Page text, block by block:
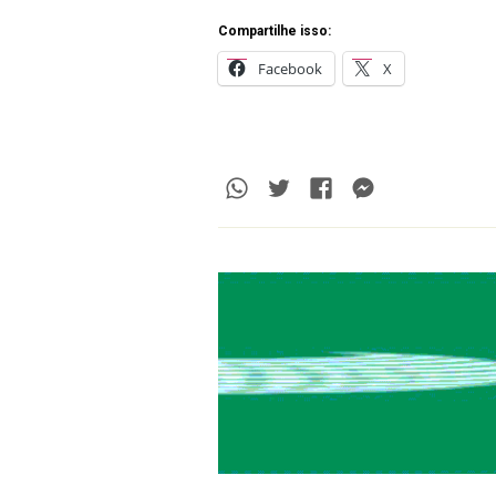
Compartilhe isso:
Facebook X
Whatsapp
TwitterFacebook